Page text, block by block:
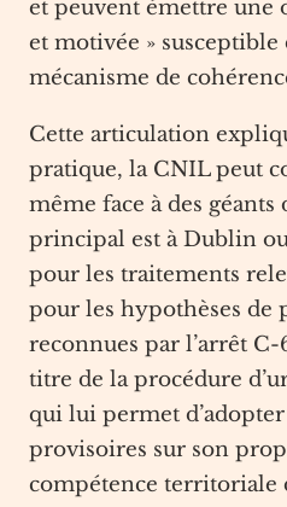
et peuvent émettre une
et motivée »
mécanisme de
Cette articulation
pratique, la CNIL peut
même face à des géants
principal est à Dublin
pour les traitements
pour les hypothèses de
reconnues par l’arrêt
titre de la procédure
qui lui permet d’adopter
provisoires sur son
compétence territoriale